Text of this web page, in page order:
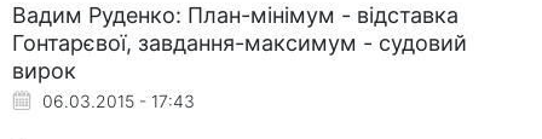
Вадим Руденко: План-мінімум - відставка
Гонтарєвої, завдання-максимум - судовий
вирок
06.03.2015 - 17:43